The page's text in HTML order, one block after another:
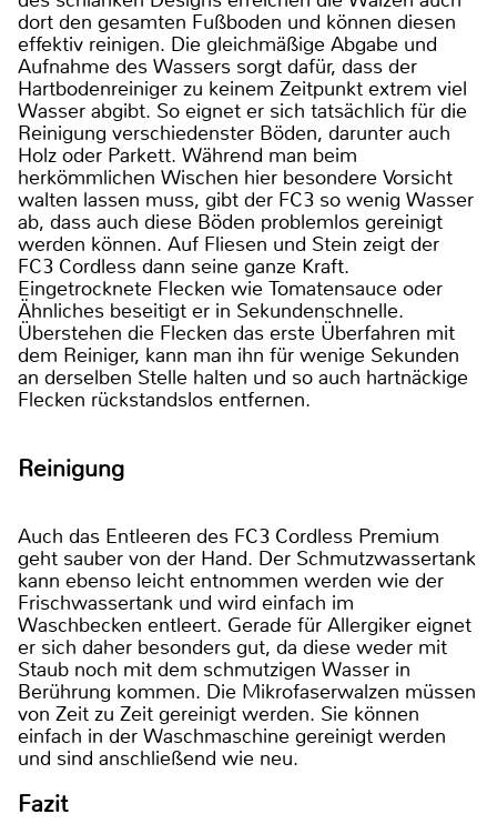
dort den gesamten Fußboden und können diesen
effektiv reinigen. Die gleichmäßige Abgabe und
Aufnahme des Wassers sorgt dafür, dass der
Hartbodenreiniger zu keinem Zeitpunkt extrem viel
Wasser abgibt. So eignet er sich tatsächlich für die
Reinigung verschiedenster Böden, darunter auch
Holz oder Parkett. Während man beim
herkömmlichen Wischen hier besondere Vorsicht
walten lassen muss, gibt der FC3 so wenig Wasser
ab, dass auch diese Böden problemlos gereinigt
werden können. Auf Fliesen und Stein zeigt der
FC3 Cordless dann seine ganze Kraft.
Eingetrocknete Flecken wie Tomatensauce oder
Ähnliches beseitigt er in Sekundenschnelle.
Überstehen die Flecken das erste Überfahren mit
dem Reiniger, kann man ihn für wenige Sekunden
an derselben Stelle halten und so auch hartnäckige
Flecken rückstandslos entfernen.
Reinigung
Auch das Entleeren des FC3 Cordless Premium
geht sauber von der Hand. Der Schmutzwassertank
kann ebenso leicht entnommen werden wie der
Frischwassertank und wird einfach im
Waschbecken entleert. Gerade für Allergiker eignet
er sich daher besonders gut, da diese weder mit
Staub noch mit dem schmutzigen Wasser in
Berührung kommen. Die Mikrofaserwalzen müssen
von Zeit zu Zeit gereinigt werden. Sie können
einfach in der Waschmaschine gereinigt werden
und sind anschließend wie neu.
Fazit